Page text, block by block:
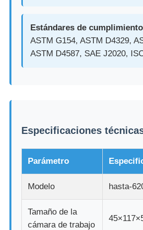
Máquina de prueba de impacto
Máquina de prueba de la abrasión
Equipo de ensayo de envases
Equipo de ensayo de adhesivos
Estándares de
ASTM G154, ASTM D4329,
ASTM D4587, SAE J2020,
Especificaciones
Parámetro
Modelo hasta-
Tamaño de la
cámara de trabajo